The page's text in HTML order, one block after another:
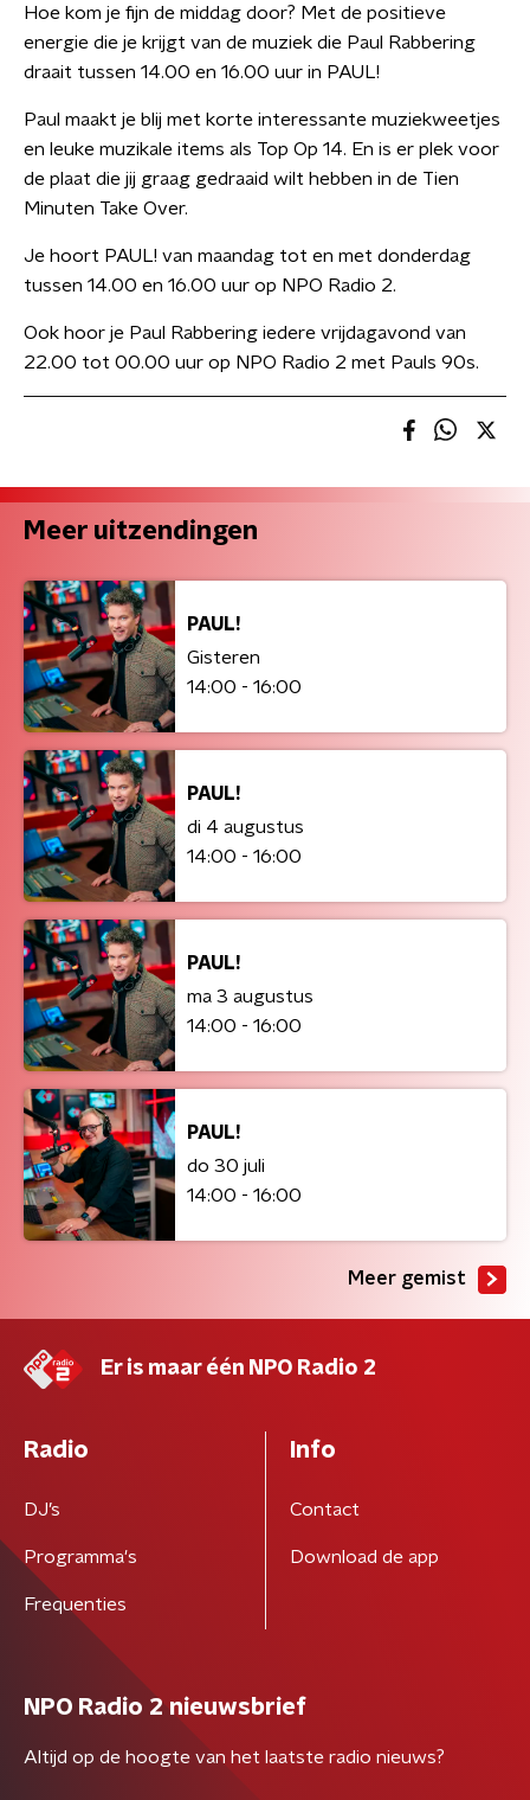
Hoe kom je fijn de middag door? Met de positieve
energie die je krijgt van de muziek die Paul Rabbering
draait tussen 14.00 en 16.00 uur in PAUL!
Paul maakt je blij met korte interessante muziekweetjes
en leuke muzikale items als Top Op 14. En is er plek voor
de plaat die jij graag gedraaid wilt hebben in de Tien
Minuten Take Over.
Je hoort PAUL! van maandag tot en met donderdag
tussen 14.00 en 16.00 uur op NPO Radio 2.
Ook hoor je Paul Rabbering iedere vrijdagavond van
22.00 tot 00.00 uur op NPO Radio 2 met Pauls 90s.
Meer uitzendingen
PAUL!
Gisteren
14:00 - 16:00
PAUL!
di 4 augustus
14:00 - 16:00
PAUL!
ma 3 augustus
14:00 - 16:00
PAUL!
do 30 juli
14:00 - 16:00
Meer gemist
Er is maar één NPO Radio 2
Radio
DJ’s
Programma's
Frequenties
Info
Contact
Download de app
NPO Radio 2 nieuwsbrief
Altijd op de hoogte van het laatste radio nieuws?